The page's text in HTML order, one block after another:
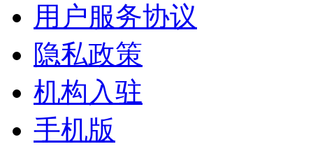
用户服务协议
隐私政策
机构入驻
手机版